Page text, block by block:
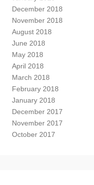
December 2018
November 2018
August 2018
June 2018
May 2018
April 2018
March 2018
February 2018
January 2018
December 2017
November 2017
October 2017